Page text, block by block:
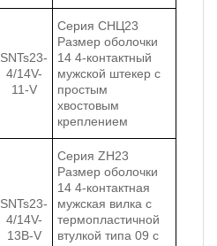
SNTs23-
4/14V-
11-V
Серия СНЦ23
Размер оболочки
14 4-контактный
мужской штекер с
простым
хвостовым
креплением
SNTs23-
4/14V-
13B-V
Серия ZH23
Размер оболочки
14 4-контактная
мужская вилка с
термопластичной
втулкой типа 09 с